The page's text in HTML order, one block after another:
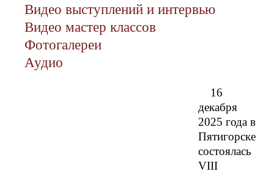
Видео выступлений и интервью
Видео мастер классов
Фотогалереи
Аудио
16
декабря
2025 года в
Пятигорске
состоялась
VIII